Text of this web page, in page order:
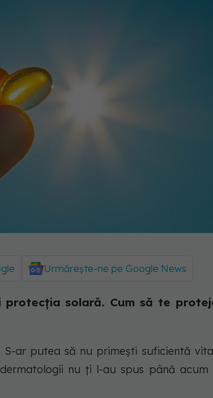
Urmărește-ne pe Google News
protecția solară. Cum să te
ar putea să nu primești suficientă
nu ți l-au spus până